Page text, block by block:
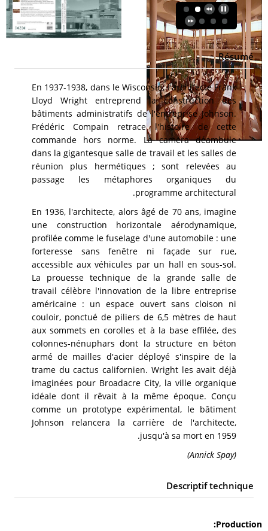
Résumé
En 1937-1938, dans le Wisconsin, l'architecte Frank
Lloyd Wright entreprend la construction des
bâtiments administratifs de l'entreprise Johnson.
Frédéric Compain retrace l'histoire de cette
commande hors norme. La caméra déambule
dans la gigantesque salle de travail et les salles de
réunion plus hermétiques ; sont relevées au
passage les métaphores organiques du
programme architectural.
En 1936, l'architecte, alors âgé de 70 ans, imagine
une construction horizontale aérodynamique,
profilée comme le fuselage d'une automobile : une
forteresse sans fenêtre ni façade sur rue,
accessible aux véhicules par un hall en sous-sol.
La prouesse technique de la grande salle de
travail célèbre l'innovation de la libre entreprise
américaine : un espace ouvert sans cloison ni
couloir, ponctué de piliers de 6,5 mètres de haut
aux sommets en corolles et à la base effilée, des
colonnes-nénuphars dont la structure en béton
armé de mailles d'acier déployé s'inspire de la
trame du cactus californien. Wright les avait déjà
imaginées pour Broadacre City, la ville organique
idéale dont il rêvait à la même époque. Conçu
comme un prototype expérimental, le bâtiment
Johnson relancera la carrière de l'architecte,
jusqu'à sa mort en 1959.
(Annick Spay)
Descriptif technique
Production